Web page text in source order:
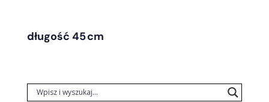
długość 45 cm